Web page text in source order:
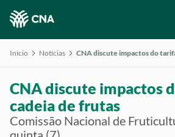
Início Notícias
CNA discute impactos
cadeia de frutas
Comissão Nacional de